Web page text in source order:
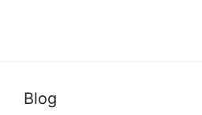
Blog